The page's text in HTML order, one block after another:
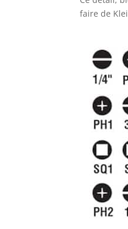
faire de